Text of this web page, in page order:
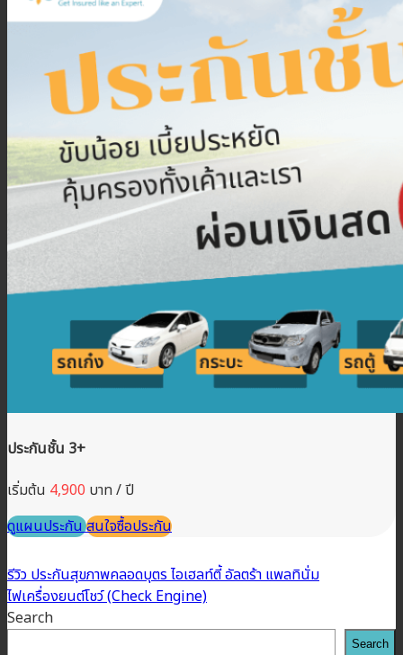
ประกันชั้น 3+
เริ่มต้น 4,900 บาท / ปี
ดูแผนประกัน สนใจซื้อประกัน
รีวิว ประกันสุขภาพคลอดบุตร ไอเฮลท์ตี้ อัลตร้า แพลทินั่ม
ไฟเครื่องยนต์โชว์ (Check Engine)
Search
Search